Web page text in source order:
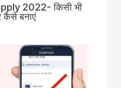
2022- किसी भी
कैसे बनाएं